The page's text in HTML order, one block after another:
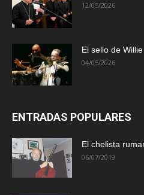
12/05/2026
El sello de
04/05/2026
ENTRADAS POPULARES
El chelista
06/07/2019